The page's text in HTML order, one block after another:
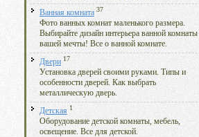
Ванная комната 37
Фото ванных комнат маленького размера.
Выбирайте дизайн интерьера ванной комнаты
вашей мечты! Все о ванной комнате.
Двери 17
Установка дверей своими руками. Типы и
особенности дверей. Как выбрать
металлическую дверь.
Детская 1
Оборудование детской комнаты, мебель,
освещение. Все для детской.